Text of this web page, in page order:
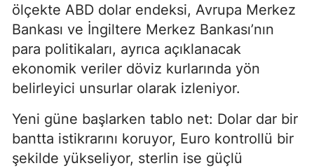
ölçekte ABD dolar endeksi, Avrupa Merkez
Bankası ve İngiltere Merkez Bankası’nın
para politikaları, ayrıca açıklanacak
ekonomik veriler döviz kurlarında yön
belirleyici unsurlar olarak izleniyor.
Yeni güne başlarken tablo net: Dolar dar bir
bantta istikrarını koruyor, Euro kontrollü bir
şekilde yükseliyor, sterlin ise güçlü